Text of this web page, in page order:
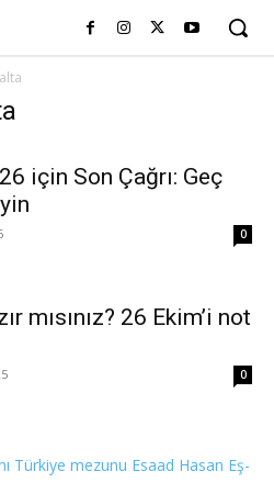
için Son Çağrı: Geç
0
mısınız? 26 Ekim’i not
0
Türkiye mezunu Esaad Hasan Eş-